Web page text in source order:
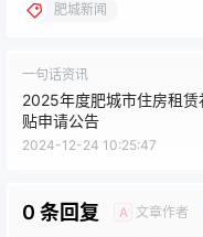
肥城新闻
一句话资讯
2025年度肥城市住房租赁
贴申请公告
2024-12-24 10:25:47
0 条回复 A 文章作者